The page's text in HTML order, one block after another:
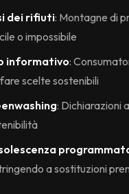
dei rifiuti: Montagne di
o impossibile
informativo:
scelte sostenibili
: Dichiarazioni
a sostituzioni